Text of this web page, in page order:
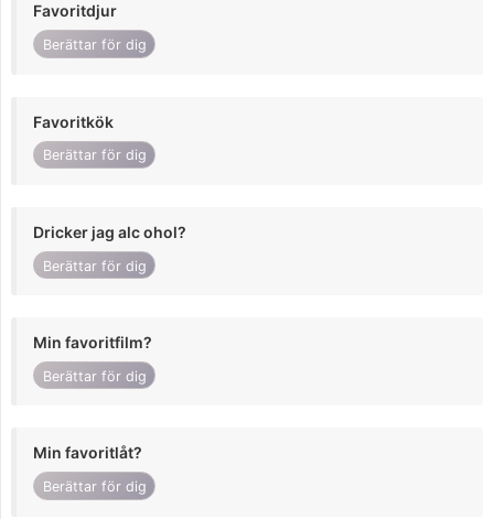
Favoritdjur
Berättar för dig
Favoritkök
Berättar för dig
Dricker jag alc ohol?
Berättar för dig
Min favoritfilm?
Berättar för dig
Min favoritlåt?
Berättar för dig